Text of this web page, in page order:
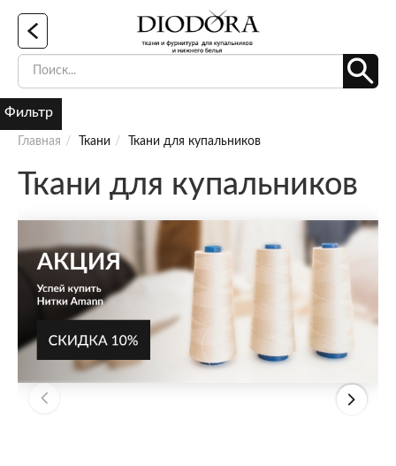
Главная Ткани Ткани для купальников
Ткани для купальников
Фильтр